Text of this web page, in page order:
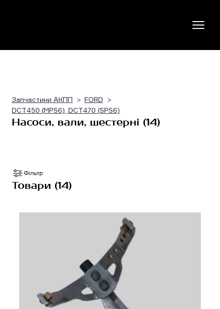
Запчастини АКПП
FORD
DCT450 (MPS6), DCT470 (SPS6)
Насоси, вали, шестерні (14)
Фільтр
Товари (14)